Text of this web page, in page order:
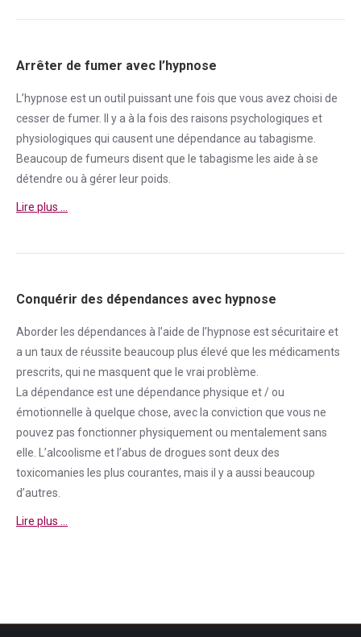
Arrêter de fumer avec l’hypnose
L’hypnose est un outil puissant une fois que vous avez choisi de
cesser de fumer. Il y a à la fois des raisons psychologiques et
physiologiques qui causent une dépendance au tabagisme.
Beaucoup de fumeurs disent que le tabagisme les aide à se
détendre ou à gérer leur poids.
Lire plus …
Conquérir des dépendances avec hypnose
Aborder les dépendances à l’aide de l’hypnose est sécuritaire et
a un taux de réussite beaucoup plus élevé que les médicaments
prescrits, qui ne masquent que le vrai problème.
La dépendance est une dépendance physique et / ou
émotionnelle à quelque chose, avec la conviction que vous ne
pouvez pas fonctionner physiquement ou mentalement sans
elle. L’alcoolisme et l’abus de drogues sont deux des
toxicomanies les plus courantes, mais il y a aussi beaucoup
d’autres.
Lire plus …